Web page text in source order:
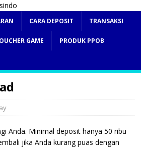
CARA DEPOSIT TRANSAKSI
GAME PRODUK PPOB
Anda. Minimal deposit hanya 50 ribu
jika Anda kurang puas dengan